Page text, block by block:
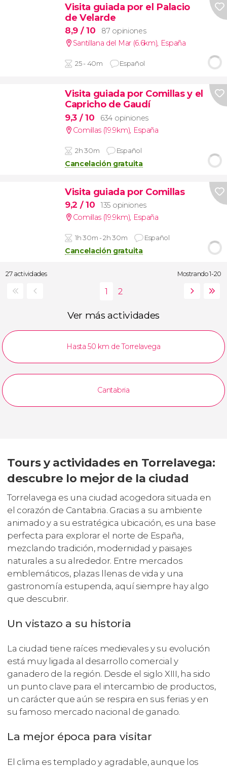
Visita guiada por el Palacio
de Velarde
8,9 / 10
87 opiniones
Santillana del Mar (6.6km), España
25 - 40m Español
Visita guiada por Comillas y el
Capricho de Gaudí
9,3 / 10
634 opiniones
Comillas (19.9km), España
2h 30m Español
Cancelación gratuita
Visita guiada por Comillas
9,2 / 10
135 opiniones
Comillas (19.9km), España
1h 30m - 2h 30m Español
Cancelación gratuita
27 actividades Mostrando 1-20
Ver más actividades
Hasta 50 km de Torrelavega
Cantabria
Tours y actividades en Torrelavega:
descubre lo mejor de la ciudad
Torrelavega es una ciudad acogedora situada en
el corazón de Cantabria. Gracias a su ambiente
animado y a su estratégica ubicación, es una base
perfecta para explorar el norte de España,
mezclando tradición, modernidad y paisajes
naturales a su alrededor. Entre mercados
emblemáticos, plazas llenas de vida y una
gastronomía estupenda, aquí siempre hay algo
que descubrir.
Un vistazo a su historia
La ciudad tiene raíces medievales y su evolución
está muy ligada al desarrollo comercial y
ganadero de la región. Desde el siglo XIII, ha sido
un punto clave para el intercambio de productos,
un carácter que aún se respira en sus ferias y en
su famoso mercado nacional de ganado.
La mejor época para visitar
El clima es templado y agradable, aunque los